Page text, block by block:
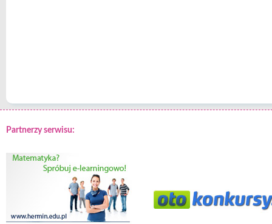
Partnerzy serwisu: